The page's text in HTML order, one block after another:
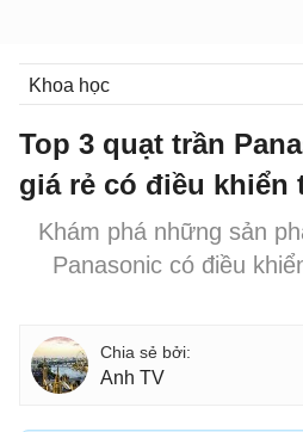
Khoa học
Top 3 quạt trần
giá rẻ có điều khiển
Khám phá những sản
Panasonic có điều
Anh TV